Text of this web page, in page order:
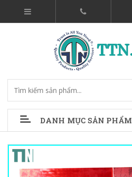
DANH MỤC SẢN PHẨM